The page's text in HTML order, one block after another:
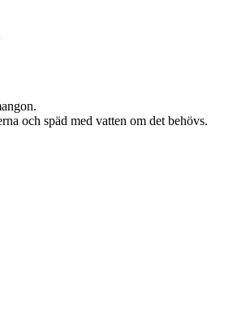
och späd med vatten om det behövs.